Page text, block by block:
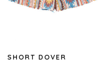
SHORT DOVER